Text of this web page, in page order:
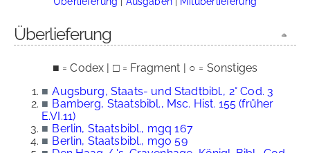
Überlieferung
■ = Codex | □ = Fragment | ○ = Sonstiges
■ Augsburg, Staats- und Stadtbibl., 2° Cod. 3
■ Bamberg, Staatsbibl., Msc. Hist. 155 (früher
E.VI.11)
■ Berlin, Staatsbibl., mgq 167
■ Berlin, Staatsbibl., mgo 59